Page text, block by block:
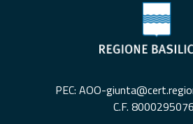
PEC: AOO-
C.F.